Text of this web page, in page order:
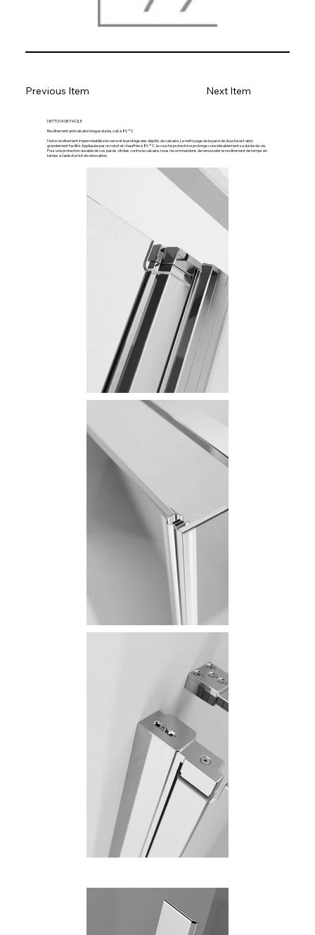
Next Item
Previous Item
NETTOYAGE FACILE
Revêtement anticalcaire longue durée, cuit à 80 °C
Notre revêtement imperméabilise le verre et le protège des dépôts de calcaire. Le nettoyage de la paroi de douche est ainsi
grandement facilité. Appliquée par un robot et chauffée à 80 °C, la couche protectrice prolonge considérablement sa durée de vie.
Pour une protection durable de vos parois vitrées contre le calcaire, nous recommandons de renouveler le revêtement de temps en
temps à l'aide d'un kit de rénovation.